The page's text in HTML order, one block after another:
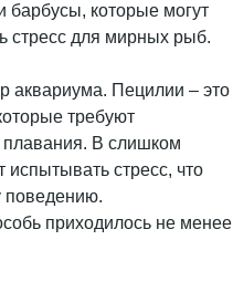
барбусы, которые могут
стресс для мирных рыб.
аквариума. Пецилии – это
требуют
плавания. В слишком
стресс, что
поведению.
приходилось не менее